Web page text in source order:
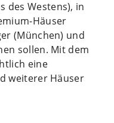
des Westens), in
Häuser
(München) und
sollen. Mit dem
eine
weiterer Häuser